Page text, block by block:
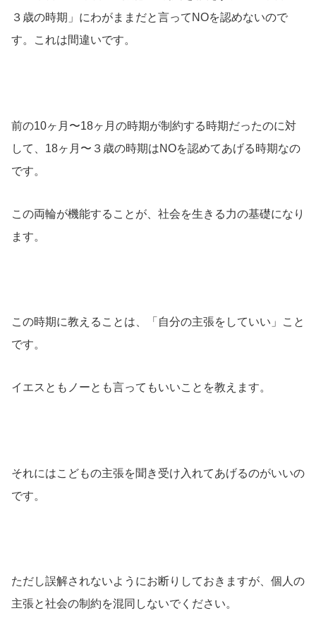
３歳の時期」にわがままだと言ってNOを認めないので
す。これは間違いです。
前の10ヶ月〜18ヶ月の時期が制約する時期だったのに対
して、18ヶ月〜３歳の時期はNOを認めてあげる時期なの
です。
この両輪が機能することが、社会を生きる力の基礎になり
ます。
この時期に教えることは、「自分の主張をしていい」こと
です。
イエスともノーとも言ってもいいことを教えます。
それにはこどもの主張を聞き受け入れてあげるのがいいの
です。
ただし誤解されないようにお断りしておきますが、個人の
主張と社会の制約を混同しないでください。